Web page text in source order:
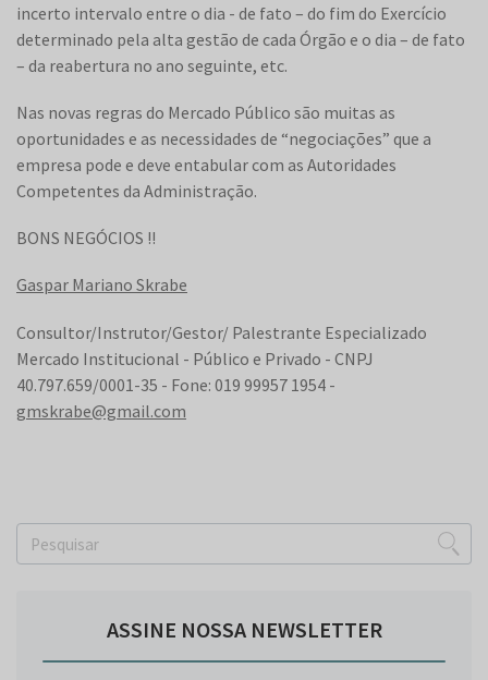
incerto intervalo entre o dia - de fato – do fim do Exercício
determinado pela alta gestão de cada Órgão e o dia – de fato
– da reabertura no ano seguinte, etc.
Nas novas regras do Mercado Público são muitas as
oportunidades e as necessidades de “negociações” que a
empresa pode e deve entabular com as Autoridades
Competentes da Administração.
BONS NEGÓCIOS !!
Gaspar Mariano Skrabe
Consultor/Instrutor/Gestor/ Palestrante Especializado
Mercado Institucional - Público e Privado - CNPJ
40.797.659/0001-35 - Fone: 019 99957 1954 -
gmskrabe@gmail.com
ASSINE NOSSA NEWSLETTER